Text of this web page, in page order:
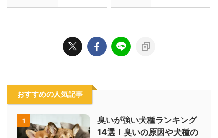
おすすめの人気記事
1
臭いが強い犬種ランキング
14選！臭いの原因や犬種の